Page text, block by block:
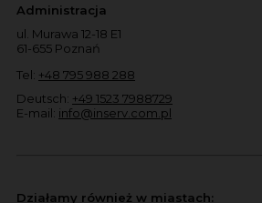
Administracja
ul. Murawa 12-18 E1
61-655 Poznań
Tel: +48 795 988 288
Deutsch: +49 1523 7988729
E-mail: info@inserv.com.pl
Działamy również w miastach: